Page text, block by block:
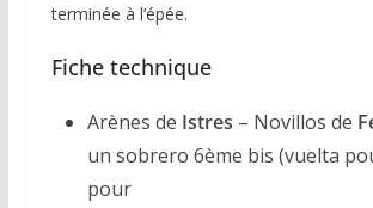
terminée à l’épée.
Fiche technique
Arènes de Istres – Novillos de
un sobrero 6ème bis (vuelta
pour